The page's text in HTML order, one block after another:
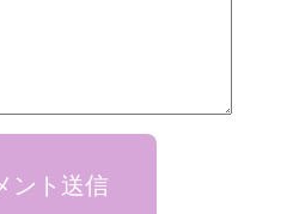
ント送信